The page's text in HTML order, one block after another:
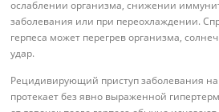
ослаблении организма, снижении
заболевания или при переохлаждении.
герпеса может перегрев организма,
удар.
Рецидивирующий приступ заболевания на
протекает без явно выраженной